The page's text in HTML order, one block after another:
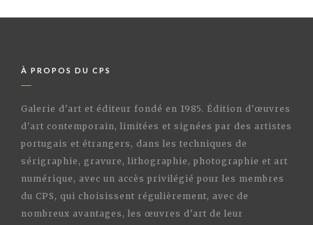
À PROPOS DU CPS
Galerie d'art et éditeur fondé en 1985. Édition d'œuvres
d'art contemporain, limitées et signées par des artistes
portugais et étrangers, dans les techniques de
sérigraphie, gravure, lithographie, photographie et art
numérique, avec un accès privilégié pour les membres
du CPS, qui choisissent régulièrement, avec de
nombreux avantages, les œuvres d'art de leur